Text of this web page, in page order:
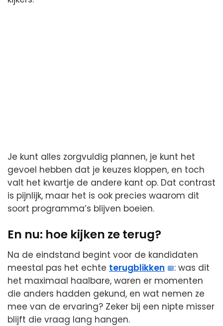
Je kunt alles zorgvuldig plannen, je kunt het
gevoel hebben dat je keuzes kloppen, en toch
valt het kwartje de andere kant op. Dat contrast
is pijnlijk, maar het is ook precies waarom dit
soort programma’s blijven boeien.
En nu: hoe kijken ze terug?
Na de eindstand begint voor de kandidaten
meestal pas het echte terugblikken
: was dit
het maximaal haalbare, waren er momenten
die anders hadden gekund, en wat nemen ze
mee van de ervaring? Zeker bij een nipte misser
blijft die vraag lang hangen.